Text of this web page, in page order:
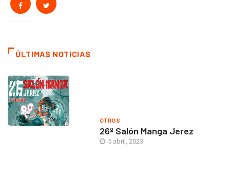
ÚLTIMAS NOTICIAS
OTROS
26º Salón Manga Jerez
5 abril, 2023